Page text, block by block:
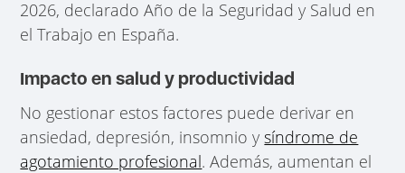
2026, declarado Año de la Seguridad y Salud en
el Trabajo en España.
Impacto en salud y productividad
No gestionar estos factores puede derivar en
ansiedad, depresión, insomnio ysíndrome de
agotamiento profesional. Además, aumentan el